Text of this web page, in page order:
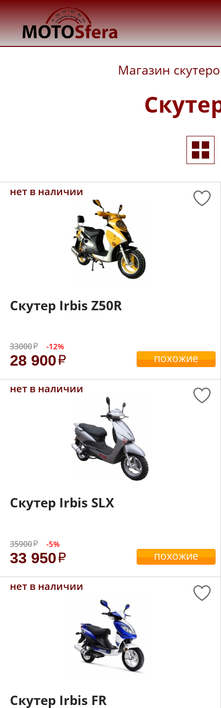
Магазин
нет в наличии
Скутер Irbis Z50R
33000 -12%
28 900 похожие
нет в наличии
Скутер Irbis SLX
35900 -5%
33 950 похожие
нет в наличии
Скутер Irbis FR